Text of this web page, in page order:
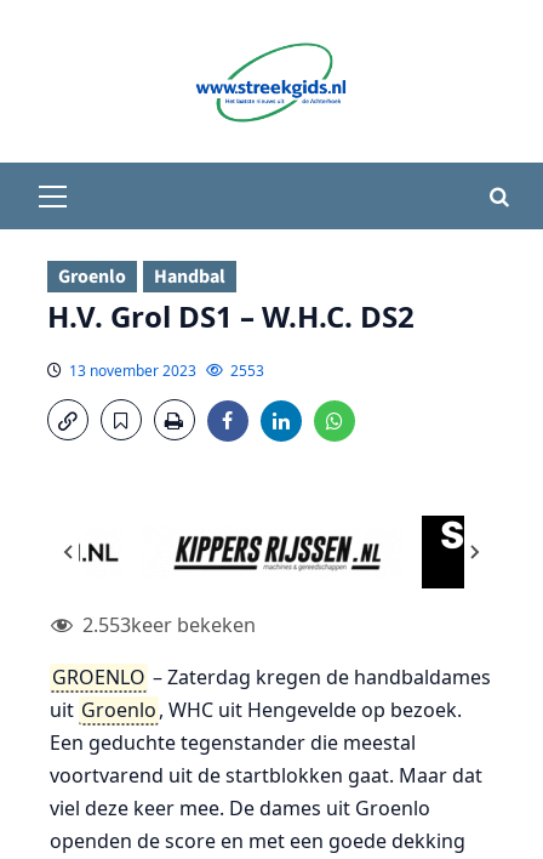
menu
Groenlo Handbal
H.V. Grol DS1 – W.H.C. DS2
13 november 2023 2553
2.553keer bekeken
GROENLO – Zaterdag kregen de handbaldames
uit Groenlo, WHC uit Hengevelde op bezoek.
Een geduchte tegenstander die meestal
voortvarend uit de startblokken gaat. Maar dat
viel deze keer mee. De dames uit Groenlo
openden de score en met een goede dekking